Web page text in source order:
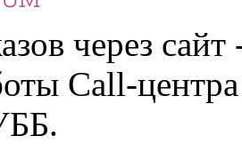
через сайт
Call-